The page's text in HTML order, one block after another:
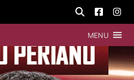
MENU